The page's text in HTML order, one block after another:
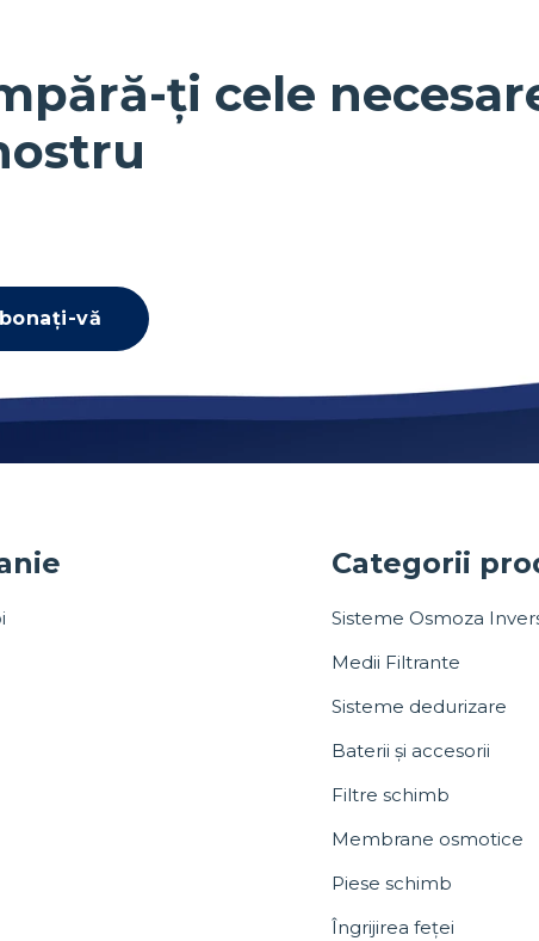
ți cele
vă
Categorii
Sisteme Osmoza
Medii Filtrante
Sisteme dedurizare
Baterii și accesorii
Filtre schimb
Membrane osmotice
Piese schimb
Îngrijirea feței